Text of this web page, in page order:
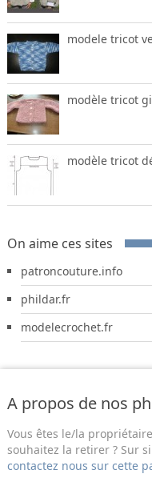
modele tricot
modèle tricot
modèle tricot
On aime ces sites
patroncouture.info
phildar.fr
modelecrochet.fr
A propos de nos
Vous êtes le/la
souhaitez la retirer ? Sur
contactez nous sur cette